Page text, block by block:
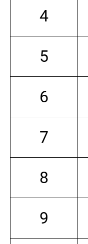
4
5
6
7
8
9